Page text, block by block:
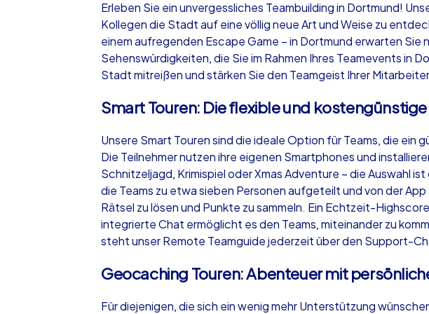
Dortmund
1,5-3,0 h 15-1,000 1,5-3,0
Erleben Sie ein unvergessliches Teambuilding in Dortmund!
Kollegen die Stadt auf eine völlig neue Art und Weise zu
einem aufregenden Escape Game – in Dortmund erwarten Sie
Sehenswürdigkeiten, die Sie im Rahmen Ihres Teamevents in
Stadt mitreißen und stärken Sie den Teamgeist Ihrer
Smart Touren: Die flexible und kostengünstige
Unsere Smart Touren sind die ideale Option für Teams, die
Die Teilnehmer nutzen ihre eigenen Smartphones und
Schnitzeljagd, Krimispiel oder Xmas Adventure – die Auswahl
die Teams zu etwa sieben Personen aufgeteilt und von der
Rätsel zu lösen und Punkte zu sammeln. Ein Echtzeit-
integrierte Chat ermöglicht es den Teams, miteinander zu
steht unser Remote Teamguide jederzeit über den Support-
Geocaching Touren: Abenteuer mit
Für diejenigen, die sich ein wenig mehr Unterstützung